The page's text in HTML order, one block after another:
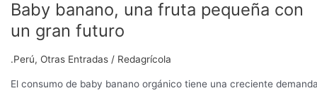
Baby banano, una fruta pequeña con
un gran futuro
.Perú, Otras Entradas / Redagrícola
El consumo de baby banano orgánico tiene una creciente